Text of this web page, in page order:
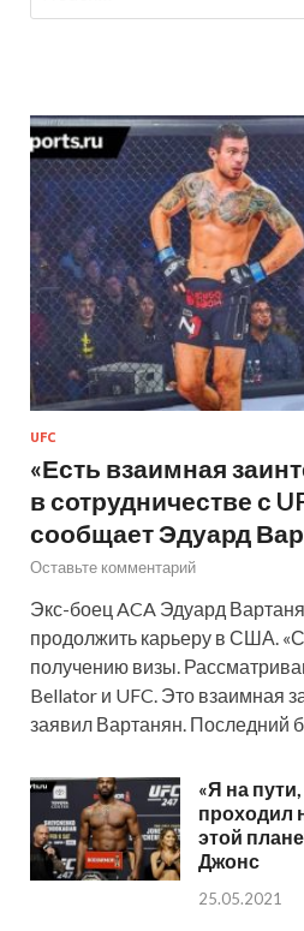
UFC
«Есть взаимная
в сотрудничестве с
сообщает Эдуард
Оставьте комментарий
Экс-боец ACA Эдуард
продолжить карьеру в США.
получению визы.
Bellator и UFC. Это взаимная
заявил Вартанян. Последний
«Я на
проходил
этой
Джонс
25.05.2021